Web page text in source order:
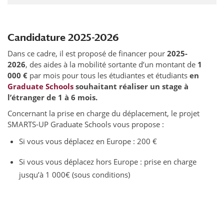
Candidature 2025-2026
Dans ce cadre, il est proposé de financer pour 2025-
2026, des aides à la mobilité sortante d’un montant de 1
000 € par mois pour tous les étudiantes et étudiants en
Graduate Schools souhaitant réaliser un stage à
l’étranger de 1 à 6 mois.
Concernant la prise en charge du déplacement, le projet
SMARTS-UP Graduate Schools vous propose :
Si vous vous déplacez en Europe : 200 €
Si vous vous déplacez hors Europe : prise en charge
jusqu’à 1 000€ (sous conditions)